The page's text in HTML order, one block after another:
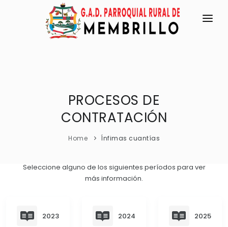
RESEÑA HISTÓRICA
Historia Antigua
Historia Actual
GEOGRAFÍA
Clima
TRANSPARENCIA
GESTIÓN Y PRESUPUESTO
GESTIÓN INSTITUCIONAL
Resoluciones
MECANISMOS DE PARTICIPACIÓN
Solicitud de acceso información pública
PROCESOS DE
CONTRATACIÓN
Home Ínfimas cuantías
Seleccione alguno de los siguientes períodos para ver
más información.
2023 2024 2025